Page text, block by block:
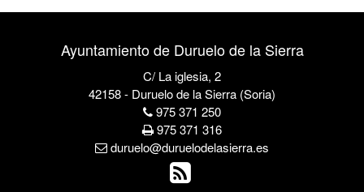
Ayuntamiento de Duruelo de la Sierra
C/ La iglesia, 2
42158 - Duruelo de la Sierra (Soria)
975 371 250
975 371 316
duruelo@duruelodelasierra.es